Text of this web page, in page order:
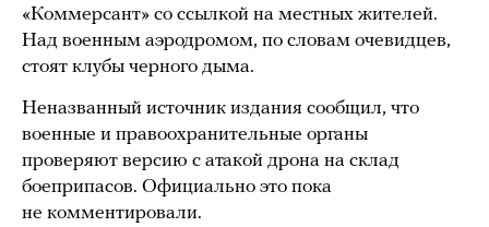
«Коммерсант» со ссылкой на местных жителей.
Над военным аэродромом, по словам очевидцев,
стоят клубы черного дыма.
Неназванный источник издания сообщил, что
военные и правоохранительные органы
проверяют версию с атакой дрона на склад
боеприпасов. Официально это пока
не комментировали.